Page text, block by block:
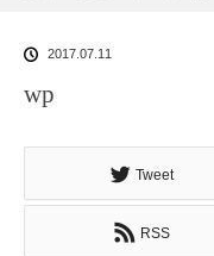
2017.07.11
wp
Tweet
RSS